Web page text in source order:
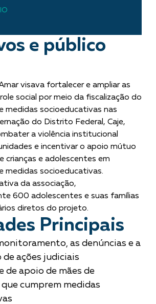
e público
visava fortalecer e ampliar as
social por meio da fiscalização do
medidas socioeducativas nas
do Distrito Federal, Caje,
a violência institucional
e incentivar o apoio mútuo
crianças e adolescentes em
medidas socioeducativas.
da associação,
600 adolescentes e suas famílias
diretos do projeto.
Principais
as denúncias e a
ações judiciais
de apoio de mães de
cumprem medidas